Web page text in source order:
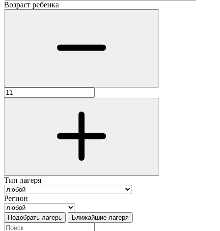
Возраст ребенка
Тип лагеря
Регион
Подобрать лагерь Ближайшие лагеря